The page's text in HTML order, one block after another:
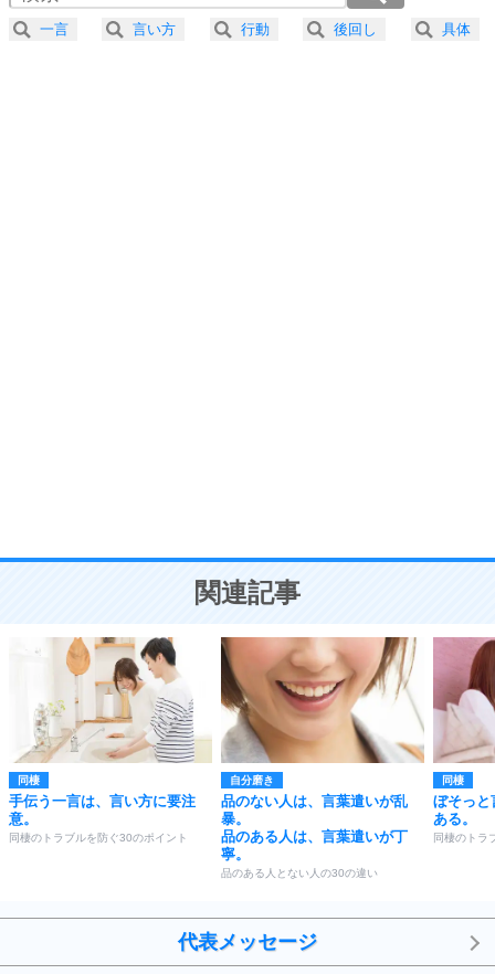
ことが大切。
2.5倍速 （271KB 1分9秒）
3.0倍速 （226KB 57秒）
一言 言い方 行動 後回し 具体
関連記事
同棲
手伝う一言は、言い方に要注
意。
同棲のトラブルを防ぐ30のポイント
自分磨き
品のない人は、言葉遣いが乱
暴。
品のある人は、言葉遣いが丁
寧。
品のある人とない人の30の違い
同棲
ぼそっと
ある。
同棲のトラ
代表メッセージ